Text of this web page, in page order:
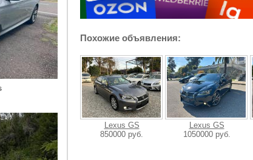
Похожие объявления:
Lexus GS
850000 руб.
Lexus GS
1050000 руб.